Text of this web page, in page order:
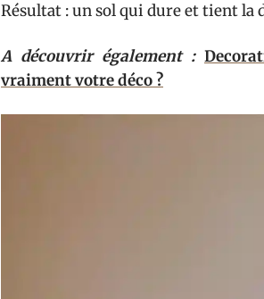
Résultat : un sol qui dure et tient la
A découvrir également :
vraiment votre déco ?